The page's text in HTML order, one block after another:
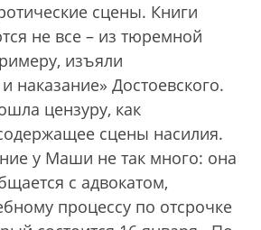
сцены. Книги
не все – из тюремной
изъяли
наказание» Достоевского.
цензуру, как
сцены насилия.
у Маши не так много: она
с адвокатом,
процессу по отсрочке